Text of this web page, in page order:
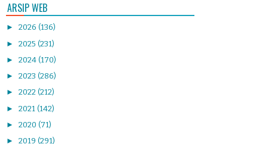
ARSIP WEB
► 2026 (136)
► 2025 (231)
► 2024 (170)
► 2023 (286)
► 2022 (212)
► 2021 (142)
► 2020 (71)
► 2019 (291)